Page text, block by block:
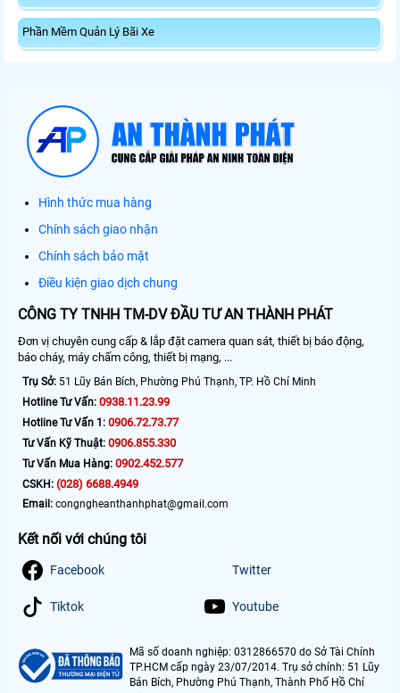
Phần Mềm Quản Lý Bãi Xe
Hình thức mua hàng
Chính sách giao nhận
Chính sách bảo mật
Điều kiện giao dịch chung
CÔNG TY TNHH TM-DV ĐẦU TƯ AN THÀNH PHÁT
Đơn vị chuyên cung cấp & lắp đặt camera quan sát, thiết bị báo động,
báo cháy, máy chấm công, thiết bị mạng, ...
Trụ Sở: 51 Lũy Bán Bích, Phường Phú Thạnh, TP. Hồ Chí Minh
Hotline Tư Vấn: 0938.11.23.99
Hotline Tư Vấn 1: 0906.72.73.77
Tư Vấn Kỹ Thuật: 0906.855.330
Tư Vấn Mua Hàng: 0902.452.577
CSKH: (028) 6688.4949
Email: congngheanthanhphat@gmail.com
Kết nối với chúng tôi
Facebook Twitter
Tiktok Youtube
Mã số doanh nghiệp: 0312866570 do Sở Tài Chính
TP.HCM cấp ngày 23/07/2014. Trụ sở chính: 51 Lũy
Bán Bích, Phường Phú Thạnh, Thành Phố Hồ Chí